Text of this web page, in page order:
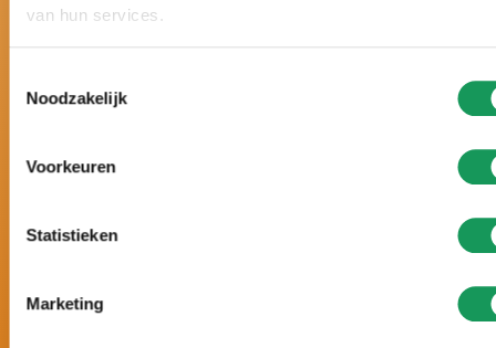
van hun services.
Noodzakelijk
Voorkeuren
Statistieken
Marketing
bewertet.
abgestimmt.
Einrichtung und zahlreiche Wellness-